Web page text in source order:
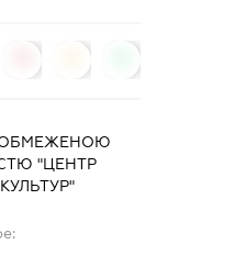
ОБМЕЖЕНОЮ
"ЦЕНТР